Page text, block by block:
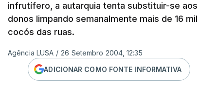
infrutífero, a autarquia tenta substituir-se aos
donos limpando semanalmente mais de 16 mil
cocós das ruas.
Agência LUSA / 26 Setembro 2004, 12:35
ADICIONAR COMO FONTE INFORMATIVA